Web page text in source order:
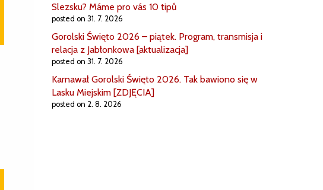
Slezsku? Máme pro vás 10 tipů
posted on 31. 7. 2026
Gorolski Święto 2026 – piątek. Program, transmisja i
relacja z Jabłonkowa [aktualizacja]
posted on 31. 7. 2026
Karnawał Gorolski Święto 2026. Tak bawiono się w
Lasku Miejskim [ZDJĘCIA]
posted on 2. 8. 2026